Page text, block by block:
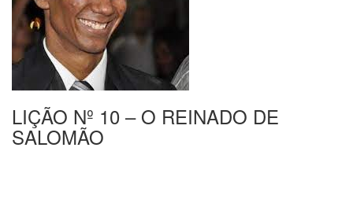
LIÇÃO Nº 10 – O REINADO DE
SALOMÃO